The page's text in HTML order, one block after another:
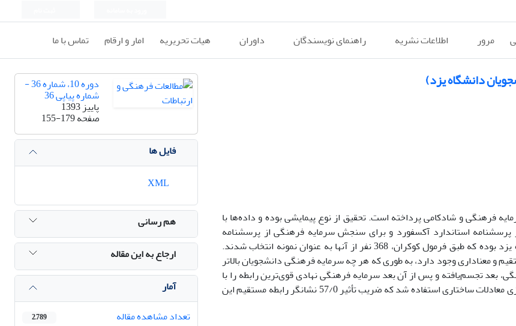
مرور اطلاعات نشریه راهنمای نویسندگان داوران هیات تحریریه امار و ارقام تماس با ما
دانشگاه یزد)
فرهنگی و شادکامی پرداخته است. تحقیق از نوع پیمایشی بوده و داده‌ها با
استاندارد آکسفورد و برای سنجش سرمایه فرهنگی از پرسشنامه
محقق‌ساخته استفاده شد. جامعه آماری تحقیق، کلیه دانشجویان دانشگاه یزد بوده که طبق فرمول کوکران، 368 نفر از آنها به عنوان نمونه انتخاب شدند.
و معناداری وجود دارد، به طوری که هر چه سرمایه فرهنگی دانشجویان بالاتر
بعد تجسم‌یافته و پس از آن بعد سرمایه فرهنگی نهادی قوی‌ترین رابطه را با
ابعاد شادکامی داشت. همچنین برای تبیین ارتباط بین دو متغیر از الگوسازی معادلات ساختاری استفاده شد که ضریب تأثیر 57/0 نشانگر رابطه مستقیم این
دوره 10، شماره 36 -
شماره پیاپی 36
پاییز 1393
صفحه155-179
فایل ها
هم رسانی
ارجاع به این مقاله
آمار
تعداد مشاهده مقاله
2,789